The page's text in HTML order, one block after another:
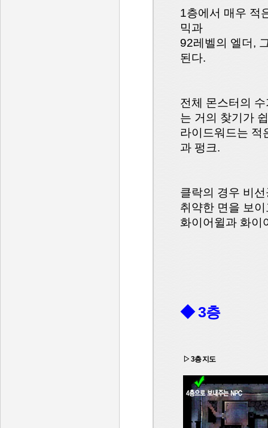
1층에서 매우 적
믹과
92레벨의 엘더,
된다.
전체 몬스터의
는 거의 찾기가
라이드워드는 적
과 펑크.
클락의 경우 비
취약한 면을 보
화이어윌과 화이
◆ 3층
▷ 3층 지도